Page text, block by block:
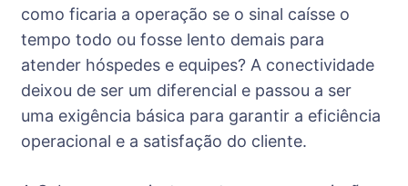
como ficaria a operação se o sinal caísse o
tempo todo ou fosse lento demais para
atender hóspedes e equipes? A conectividade
deixou de ser um diferencial e passou a ser
uma exigência básica para garantir a eficiência
operacional e a satisfação do cliente.